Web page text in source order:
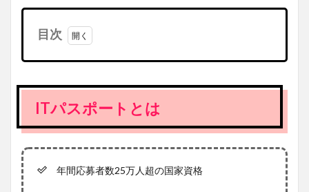
目次
ート
とは
1.1
募者数
25万
人超の
ITパスポートとは
年間応募者数25万人超の国家資格